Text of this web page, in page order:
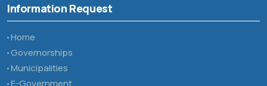
Information Request
Home
Governorships
Municipalities
E-Government